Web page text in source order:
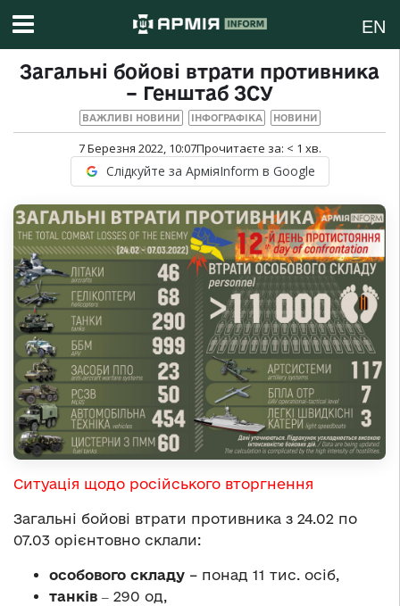
EN
Загальні бойові втрати противника
– Генштаб ЗСУ
ВАЖЛИВІ НОВИНИ ІНФОГРАФІКА НОВИНИ
7 Березня 2022, 10:07Прочитаєте за: < 1 хв.
Слідкуйте за АрміяInform в Google
Ситуація щодо російського вторгнення
Загальні бойові втрати противника з 24.02 по
07.03 орієнтовно склали:
особового складу – понад 11 тис. осіб,
танків ‒ 290 од,